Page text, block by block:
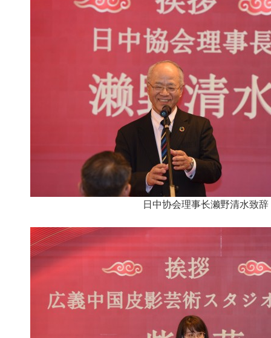
日中协会理事长濑野清水致辞